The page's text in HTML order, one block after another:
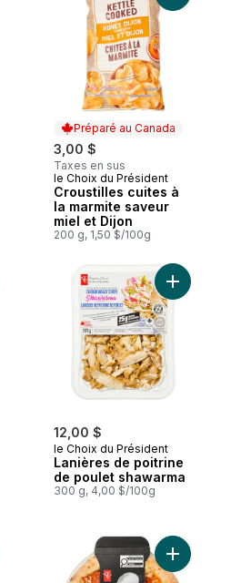
Préparé au Canada
3,00 $
Taxes en sus
Préparé au Canada
le Choix du Président
Croustilles cuites à
la marmite saveur
miel et Dijon
200 g, 1,50 $/100g
Limonade à la fraise au panier
12,00 $
le Choix du Président
Lanières de poitrine
de poulet shawarma
300 g, 4,00 $/100g
Ajouter
Arachides sans sel au panierAjouter